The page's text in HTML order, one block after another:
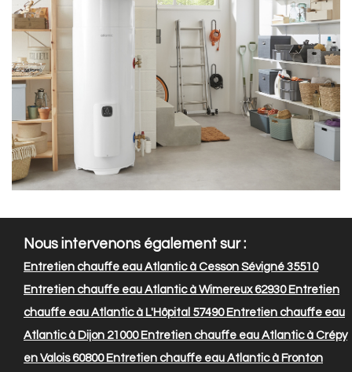
Nous intervenons également sur :
Entretien chauffe eau Atlantic à Cesson Sévigné 35510
Entretien chauffe eau Atlantic à Wimereux 62930Entretien
chauffe eau Atlantic à L'Hôpital 57490Entretien chauffe eau
Atlantic à Dijon 21000Entretien chauffe eau Atlantic à Crépy
en Valois 60800Entretien chauffe eau Atlantic à Fronton